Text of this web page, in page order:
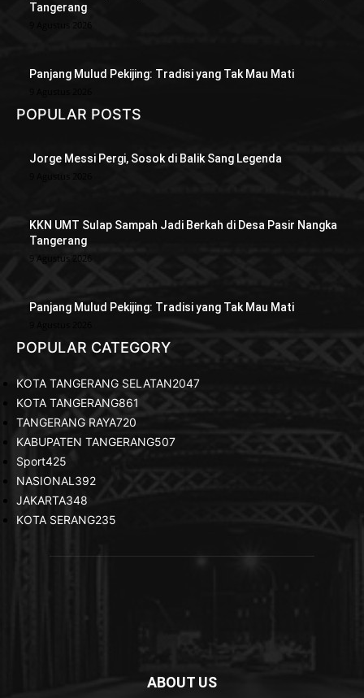
Tangerang
Panjang Mulud Pekijing: Tradisi yang Tak Mau Mati
POPULAR POSTS
Jorge Messi Pergi, Sosok di Balik Sang Legenda
KKN UMT Sulap Sampah Jadi Berkah di Desa Pasir Nangka
Tangerang
9 Agustus 2026
Panjang Mulud Pekijing: Tradisi yang Tak Mau Mati
POPULAR CATEGORY
KOTA TANGERANG SELATAN2047
KOTA TANGERANG861
TANGERANG RAYA720
KABUPATEN TANGERANG507
Sport425
NASIONAL392
JAKARTA348
KOTA SERANG235
ABOUT US